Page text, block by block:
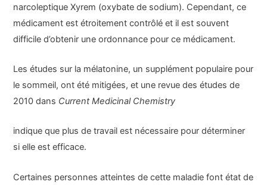
narcoleptique Xyrem (oxybate de sodium). Cependant, ce
médicament est étroitement contrôlé et il est souvent
difficile d’obtenir une ordonnance pour ce médicament.
Les études sur la mélatonine, un supplément populaire pour
le sommeil, ont été mitigées, et une revue des études de
2010 dans Current Medicinal Chemistry
indique que plus de travail est nécessaire pour déterminer
si elle est efficace.
Certaines personnes atteintes de cette maladie font état de